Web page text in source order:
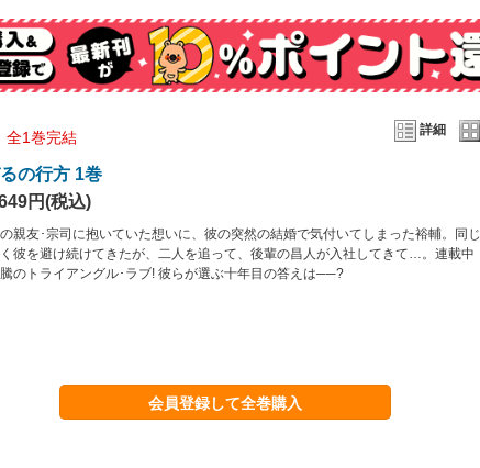
詳細
全1巻完結
の行方 1巻
円(税込)
親友･宗司に抱いていた想いに、彼の突然の結婚で気付いてしまった裕輔。同じ
彼を避け続けてきたが、二人を追って、後輩の昌人が入社してきて…。連載中
のトライアングル･ラブ! 彼らが選ぶ十年目の答えは──?
会員登録して全巻購入